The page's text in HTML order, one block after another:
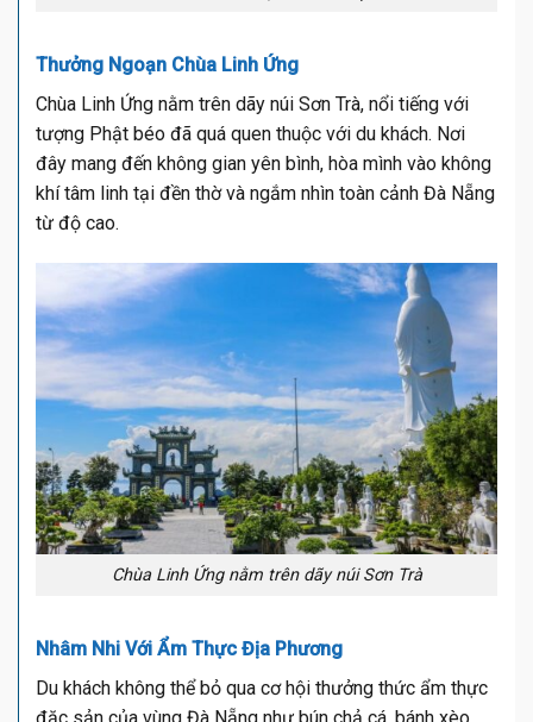
Thưởng Ngoạn Chùa Linh Ứng
Chùa Linh Ứng nằm trên dãy núi Sơn Trà, nổi tiếng với
tượng Phật béo đã quá quen thuộc với du khách. Nơi
đây mang đến không gian yên bình, hòa mình vào không
khí tâm linh tại đền thờ và ngắm nhìn toàn cảnh Đà Nẵng
từ độ cao.
Chùa Linh Ứng nằm trên dãy núi Sơn Trà
Nhâm Nhi Với Ẩm Thực Địa Phương
Du khách không thể bỏ qua cơ hội thưởng thức ẩm thực
đặc sản của vùng Đà Nẵng như bún chả cá, bánh xèo,